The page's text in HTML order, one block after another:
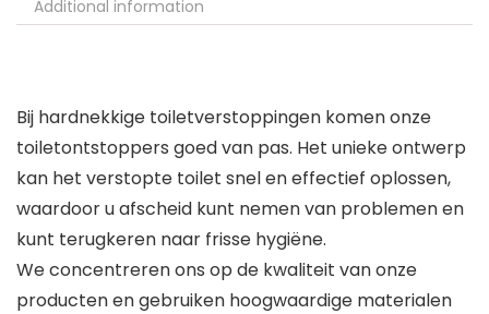
Additional information
Bij hardnekkige toiletverstoppingen komen onze
toiletontstoppers goed van pas. Het unieke ontwerp
kan het verstopte toilet snel en effectief oplossen,
waardoor u afscheid kunt nemen van problemen en
kunt terugkeren naar frisse hygiëne.
We concentreren ons op de kwaliteit van onze
producten en gebruiken hoogwaardige materialen